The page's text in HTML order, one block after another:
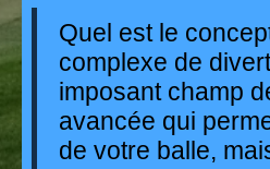
Quel est le
complexe de
imposant champ
avancée qui
de votre balle,